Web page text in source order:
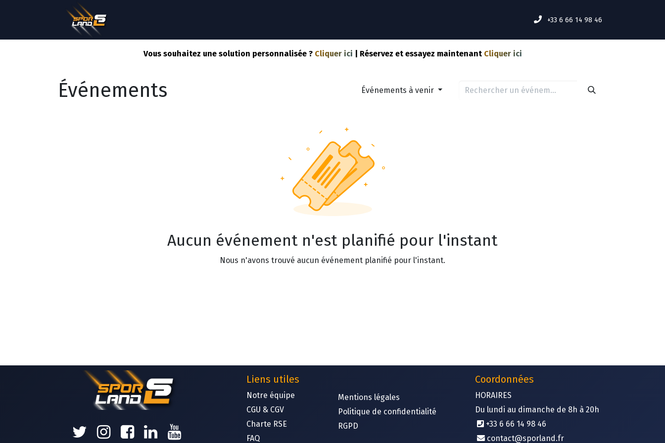
Événements INSCRIPTION
+33 6 66 14 98 46
Vous souhaitez une solution personnalisée ? Cliquer ici | Réservez et essayez maintenant Cliquer ici
Événements Événements à venir
Aucun événement n'est planifié pour l'instant
Nous n'avons trouvé aucun événement planifié pour l'instant.
Coordonnées
HORAIRES
Du lundi au dimanche de 8h à 20h
+33 6 66 14 98 46 ​
contact@sporland.fr
Liens utiles
Notre équipe​
CGU & CGV
Charte RSE
FAQ
Mentions légales
Politique de confidentialité
RGPD